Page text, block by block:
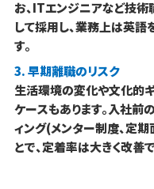
お、ITエンジニアなど技
して採用し、業務上は英
す。
3. 早期離職のリスク
生活環境の変化や文化的
ケースもあります。入社前
ィング(メンター制度、定
とで、定着率は大きく改善で